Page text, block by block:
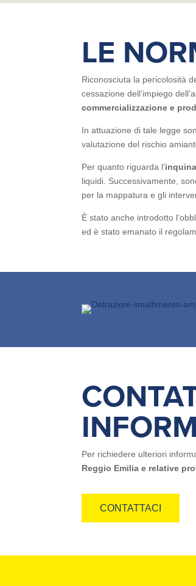
LE
Riconosciuta la pericolosità
cessazione dell’impiego
commercializzazione e
In attuazione di tale legge
valutazione del rischio
Per quanto riguarda l’
liquidi. Successivamente,
per la mappatura e gli
È stato anche introdotto
ed è stato emanato il
Per richiedere ulteriori
Reggio Emilia e relative
CONTATTACI